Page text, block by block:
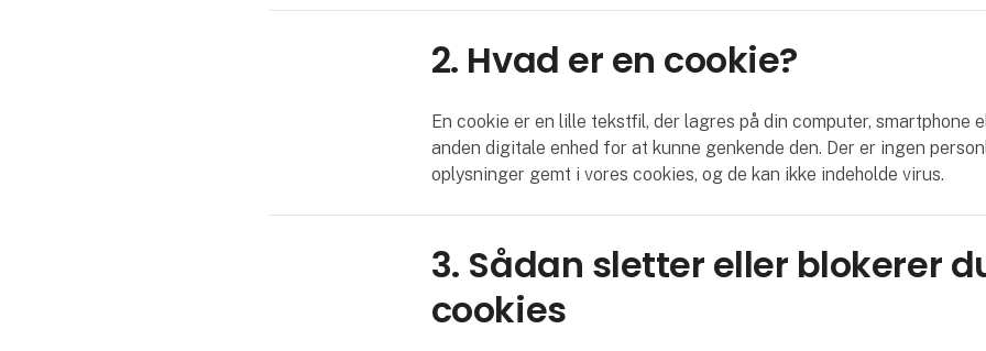
2. Hvad er en cookie?
En cookie er en lille tekstfil, der lagres på din computer, smartphone
anden digitale enhed for at kunne genkende den. Der er ingen
oplysninger gemt i vores cookies, og de kan ikke indeholde virus.
3. Sådan sletter eller blokerer
cookies